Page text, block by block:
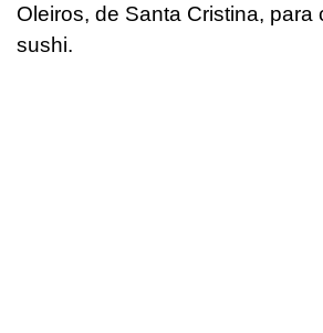
Oleiros, de Santa Cristina, para
sushi.